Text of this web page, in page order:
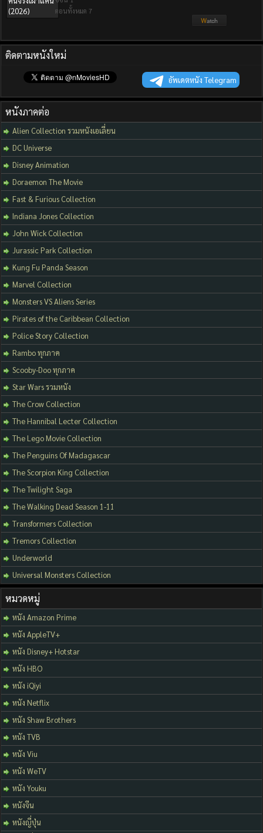
ตอนทั้งหมด 7
ติดตามหนังใหม่
อัพเดตหนัง Telegram
หนังภาคต่อ
Alien Collection รวมหนังเอเลี่ยน
DC Universe
Disney Animation
Doraemon The Movie
Fast & Furious Collection
Indiana Jones Collection
John Wick Collection
Jurassic Park Collection
Kung Fu Panda Season
Marvel Collection
Monsters VS Aliens Series
Pirates of the Caribbean Collection
Police Story Collection
Rambo ทุกภาค
Scooby-Doo ทุกภาค
Star Wars รวมหนัง
The Crow Collection
The Hannibal Lecter Collection
The Lego Movie Collection
The Penguins Of Madagascar
The Scorpion King Collection
The Twilight Saga
The Walking Dead Season 1-11
Transformers Collection
Tremors Collection
Underworld
Universal Monsters Collection
หมวดหมู่
หนัง Amazon Prime
หนัง AppleTV+
หนัง Disney+ Hotstar
หนัง HBO
หนัง iQiyi
หนัง Netflix
หนัง Shaw Brothers
หนัง TVB
หนัง Viu
หนัง WeTV
หนัง Youku
หนังจีน
หนังญี่ปุ่น